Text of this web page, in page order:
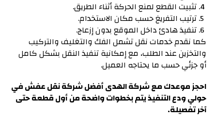
تثبيت القطع لمنع الحركة أثناء الطريق.
ترتيب التفريغ حسب مكان الاستخدام.
تنفيذ هادئ داخل الموقع بدون إزعاج.
كما نقدم خدمات نقل تشمل الفك والتغليف والتركيب
والتخزين عند الطلب، مع إمكانية تنفيذ النقل بشكل كامل
أو جزئي حسب ما يحتاجه العميل.
احجز موعدك مع شركة الهدى أفضل شركة نقل عفش في
حولي ودع التنفيذ يتم بخطوات واضحة من أول قطعة حتى
آخر تفصيلة.